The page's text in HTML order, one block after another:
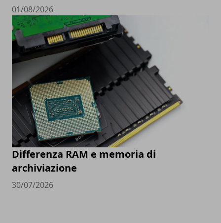
01/08/2026
Differenza RAM e memoria di
archiviazione
30/07/2026